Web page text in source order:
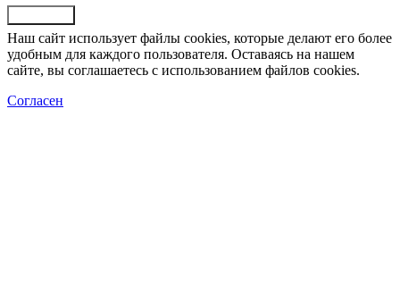
Наш сайт использует файлы cookies, которые делают его более
удобным для каждого пользователя. Оставаясь на нашем
сайте, вы соглашаетесь с использованием файлов cookies.
Согласен